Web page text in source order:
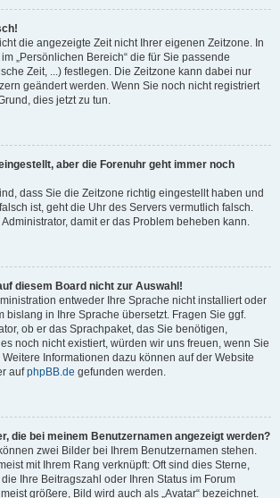
die angezeigte Zeit nicht Ihrer eigenen Zeitzone. In
„Persönlichen Bereich“ die für Sie passende
Zeit, ...) festlegen. Die Zeitzone kann dabei nur
geändert werden. Wenn Sie noch nicht registriert
dies jetzt zu tun.
aber die Forenuhr geht immer noch
dass Sie die Zeitzone richtig eingestellt haben und
ist, geht die Uhr des Servers vermutlich falsch.
damit er das Problem beheben kann.
diesem Board nicht zur Auswahl!
entweder Ihre Sprache nicht installiert oder
bislang in Ihre Sprache übersetzt. Fragen Sie ggf.
ob er das Sprachpaket, das Sie benötigen,
noch nicht existiert, würden wir uns freuen, wenn Sie
Informationen dazu können auf der Website
aufphpBB.de gefunden werden.
die bei meinem Benutzernamen angezeigt werden?
zwei Bilder bei Ihrem Benutzernamen stehen.
mit Ihrem Rang verknüpft: Oft sind dies Sterne,
Ihre Beitragszahl oder Ihren Status im Forum
größere, Bild wird auch als „Avatar“ bezeichnet.